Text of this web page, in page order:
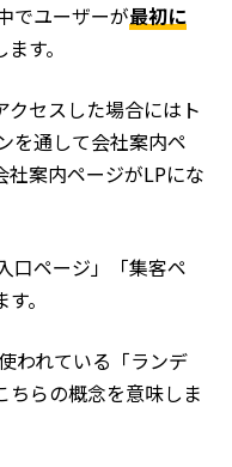
でユーザーが最初に
す。
セスした場合にはト
を通して会社案内ペ
社案内ページがLPにな
口ページ」「集客ペ
。
われている「ランデ
ちらの概念を意味しま